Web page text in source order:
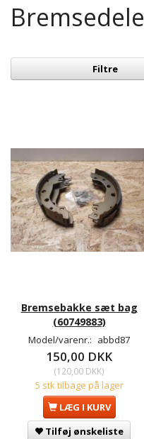
Bremsedele
Filtre
Bremsebakke sæt bag
(60749883)
Model/varenr.: abbd87
150,00 DKK
(120,00 DKK)
5 stk tilbage på lager
LÆG I KURV
Tilføj ønskeliste